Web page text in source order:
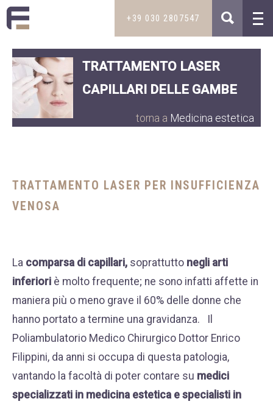
+39 030 2807547
TRATTAMENTI
Dietologia e intolleranze
Medicina estetica
Disturbi dell’età
Pelle
STUDIO MEDICO
NOVITÀ
MAIL
INFO@STUDIOMEDICOFILIPPINI.IT
WHATSAPP
+39 389 2681259
TRATTAMENTO LASER
CAPILLARI DELLE GAMBE
torna a Medicina estetica
TRATTAMENTO LASER PER INSUFFICIENZA
VENOSA
La comparsa di capillari, soprattutto negli arti
inferiori è molto frequente; ne sono infatti affette in
maniera più o meno grave il 60% delle donne che
hanno portato a termine una gravidanza. Il
Poliambulatorio Medico Chirurgico Dottor Enrico
Filippini, da anni si occupa di questa patologia,
vantando la facoltà di poter contare su medici
specializzati in medicina estetica e specialisti in